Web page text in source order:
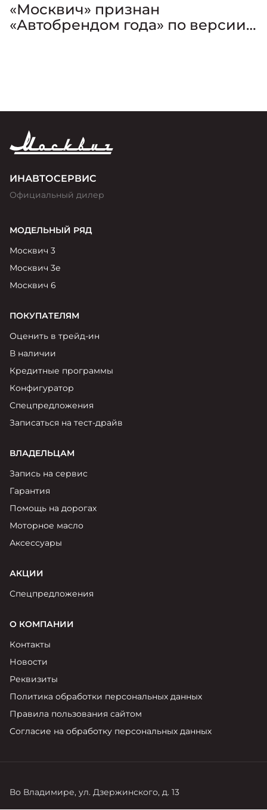
«Москвич» признан
«Автобрендом года» по версии
ИНАВТОСЕРВИС
Официальный дилер
МОДЕЛЬНЫЙ РЯД
Москвич 3
Москвич 3е
Москвич 6
ПОКУПАТЕЛЯМ
Оценить в трейд-ин
В наличии
Кредитные программы
Конфигуратор
Спецпредложения
Записаться на тест-драйв
ВЛАДЕЛЬЦАМ
Запись на сервис
Гарантия
Помощь на дорогах
Моторное масло
Аксессуары
АКЦИИ
Спецпредложения
О КОМПАНИИ
Контакты
Новости
Реквизиты
Политика обработки персональных данных
Правила пользования сайтом
Согласие на обработку персональных данных
Во Владимире, ул. Дзержинского, д. 13